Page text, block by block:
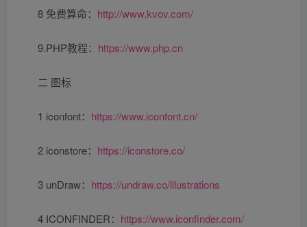
8 免费算命： http://www.kvov.com/
9.PHP教程： https://www.php.cn
二 图标
1 iconfont： https://www.iconfont.cn/
2 iconstore： https://iconstore.co/
3 unDraw： https://undraw.co/illustrations
4 ICONFINDER： https://www.iconfinder.com/